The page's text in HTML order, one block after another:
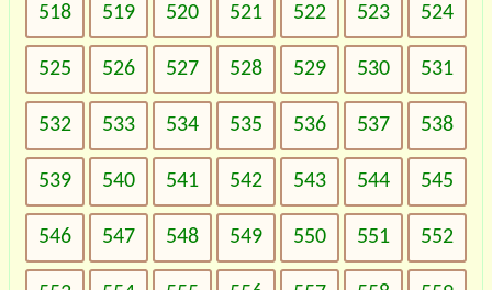
518 519 520 521 522 523 524
525 526 527 528 529 530 531
532 533 534 535 536 537 538
539 540 541 542 543 544 545
546 547 548 549 550 551 552